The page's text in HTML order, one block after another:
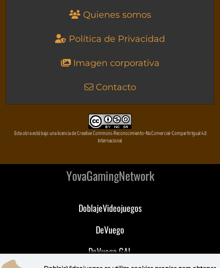
Quienes somos
Política de Privacidad
Imagen corporativa
Contacto
Esta obra está bajo una licencia de Creative Commons Reconocimiento-NoComercial-CompartirIgual 4.0
Internacional
YovaGamingNetwork
DoblajeVideojuegos
DeVuego
DeVuego GAL